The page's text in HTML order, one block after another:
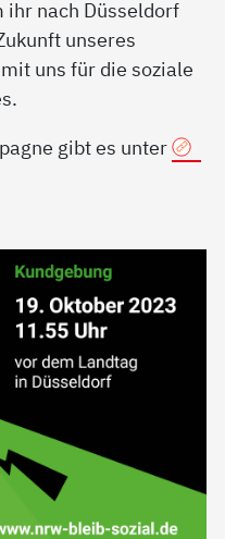
ihr nach Düsseldorf
unseres
uns für die soziale
gibt es unter